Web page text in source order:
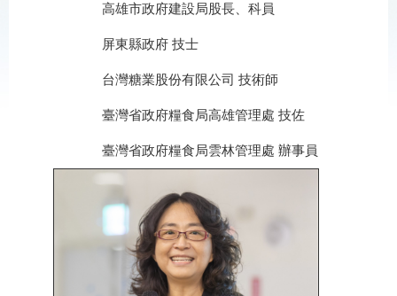
高雄市政府建設局股長、科員
屏東縣政府 技士
台灣糖業股份有限公司 技術師
臺灣省政府糧食局高雄管理處 技佐
臺灣省政府糧食局雲林管理處 辦事員